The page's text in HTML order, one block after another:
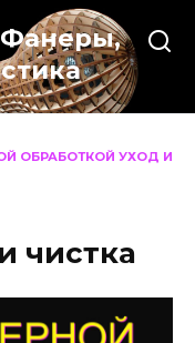
Фанеры,
ОБРАБОТКОЙ УХОД И
чистка